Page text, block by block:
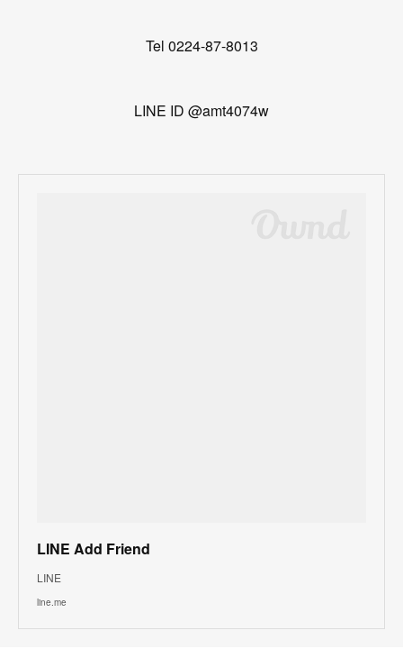
Tel 0224-87-8013
LINE ID @amt4074w
LINE Add Friend
LINE
line.me